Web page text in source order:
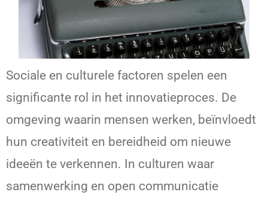
Sociale en culturele factoren spelen een
significante rol in het innovatieproces. De
omgeving waarin mensen werken, beïnvloedt
hun creativiteit en bereidheid om nieuwe
ideeën te verkennen. In culturen waar
samenwerking en open communicatie